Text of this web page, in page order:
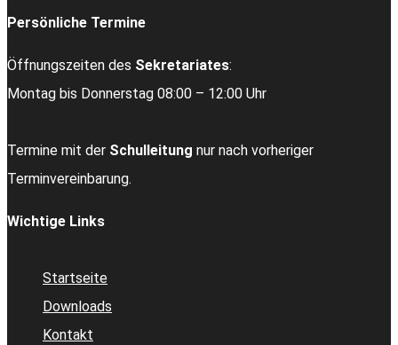
Persönliche Termine
Öffnungszeiten des Sekretariates:
Montag bis Donnerstag 08:00 – 12:00 Uhr
Termine mit der Schulleitung nur nach vorheriger
Terminvereinbarung.
Wichtige Links
Startseite
Downloads
Kontakt